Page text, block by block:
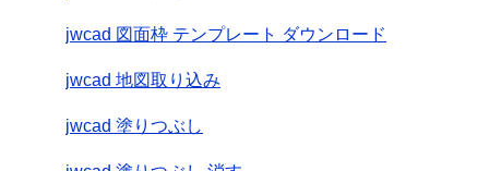
jwcad 図面枠 テンプレート ダウンロード
jwcad 地図取り込み
jwcad 塗りつぶし